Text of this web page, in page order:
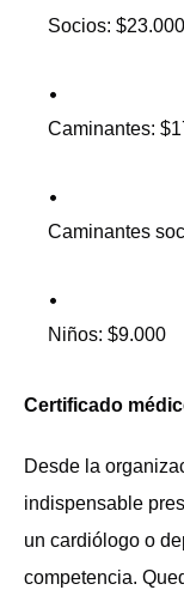
Socios: $23.000
Caminantes:
Caminantes
Niños: $9.000
Certificado
Desde la
indispensable
un cardiólogo o
competencia.